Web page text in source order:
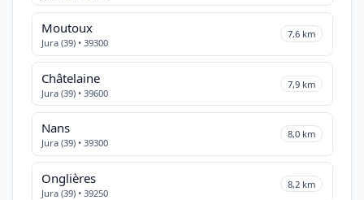
Moutoux
Jura (39) • 39300
7,6 km
Châtelaine
Jura (39) • 39600
7,9 km
Nans
Jura (39) • 39300
8,0 km
Onglières
Jura (39) • 39250
8,2 km